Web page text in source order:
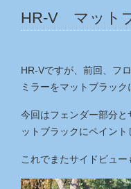
HR-V マット
HR-Vですが、前回、フ
ミラーをマットブラック
今回はフェンダー部分
ットブラックにペイント
これでまたサイドビュ